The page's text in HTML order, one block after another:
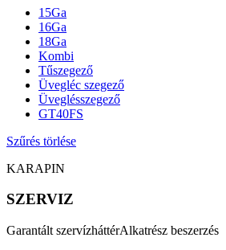
Kapcsolat
15Ga
16Ga
18Ga
Kombi
Tűszegező
Üvegléc szegező
Üveglésszegező
GT40FS
Szűrés törlése
KARAPIN
SZERVIZ
Garantált szervízháttérAlkatrész beszerzés